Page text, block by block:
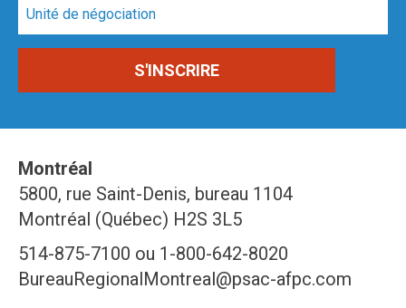
Montréal
5800, rue Saint-Denis, bureau 1104
Montréal (Québec) H2S 3L5
514-875-7100 ou 1-800-642-8020
BureauRegionalMontreal@psac-afpc.com